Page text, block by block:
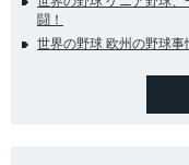
闘！
世界の野球 欧州の野球事